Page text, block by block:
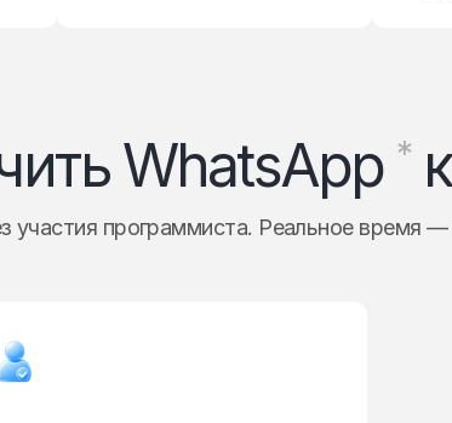
WhatsApp *
участия программиста. Реальное время —